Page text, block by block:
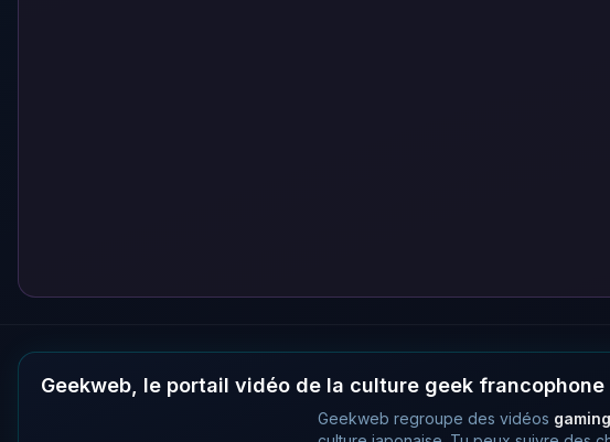
Geekweb, le portail vidéo de la culture geek francophone
Geekweb regroupe des vidéos gaming